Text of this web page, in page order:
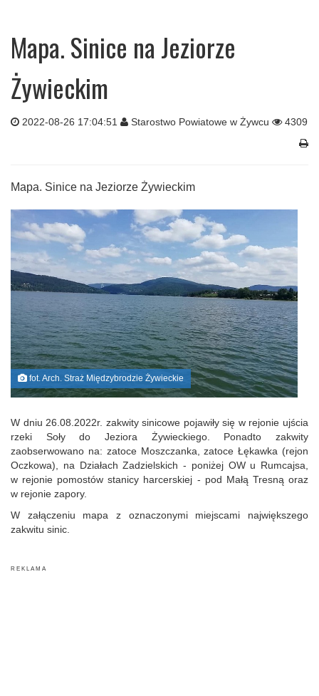
Mapa. Sinice na Jeziorze
Żywieckim
2022-08-26 17:04:51 Starostwo Powiatowe w Żywcu 4309
Mapa. Sinice na Jeziorze Żywieckim
fot. Arch. Straż Międzybrodzie Żywieckie
W dniu 26.08.2022r. zakwity sinicowe pojawiły się w rejonie ujścia
rzeki Soły do Jeziora Żywieckiego. Ponadto zakwity
zaobserwowano na: zatoce Moszczanka, zatoce Łękawka (rejon
Oczkowa), na Działach Zadzielskich - poniżej OW u Rumcajsa,
w rejonie pomostów stanicy harcerskiej - pod Małą Tresną oraz
w rejonie zapory.
W załączeniu mapa z oznaczonymi miejscami największego
zakwitu sinic.
R E K L A M A